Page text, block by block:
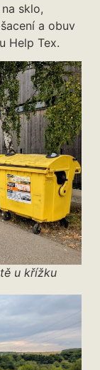
sklo,
a obuv
Help Tex.
u křížku